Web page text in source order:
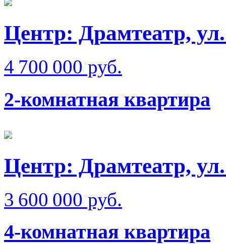
Центр: Драмтеатр,
4 700 000 руб.
2-комнатная квартира
Центр: Драмтеатр,
3 600 000 руб.
4-комнатная квартира